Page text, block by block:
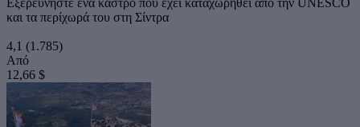
και τα περίχωρά του στη Σίντρα
4,1 (1.785)
Από
12,66 $